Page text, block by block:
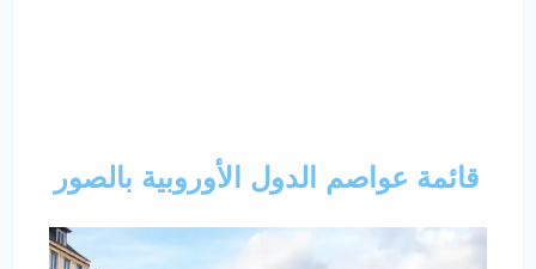
قائمة عواصم الدول الأوروبية بالصور